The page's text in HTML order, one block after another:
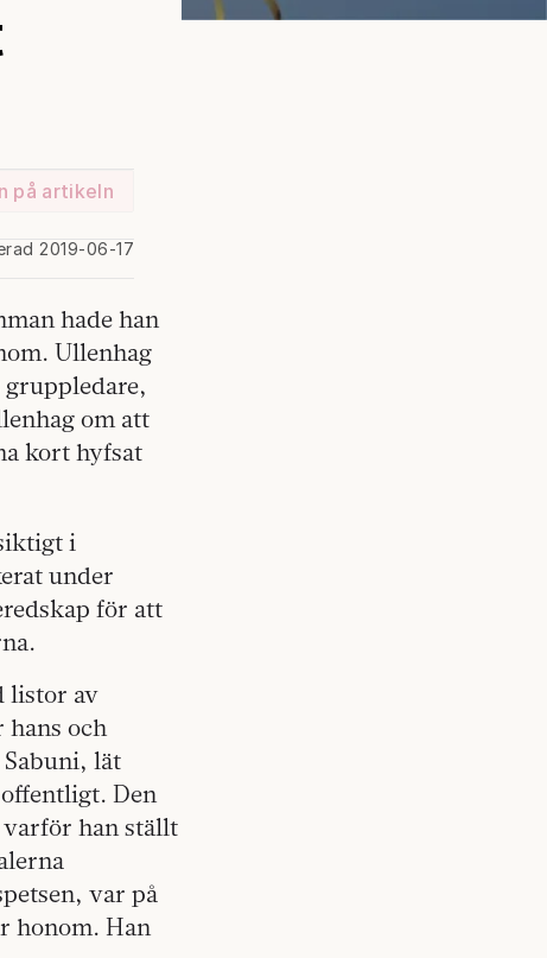
på artikeln
2019-06-17
hade han
Ullenhag
om att
kort hyfsat
i
under
för att
listor av
och
lät
Den
varför han ställt
var på
honom. Han